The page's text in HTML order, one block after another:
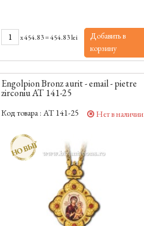
x454.83=454.83 lei
Добавить в
корзину
Engolpion Bronz aurit - email - pietre
zirconiu AT 141-25
Код товара : AT 141-25 Нет в наличии
НОВЫЙ